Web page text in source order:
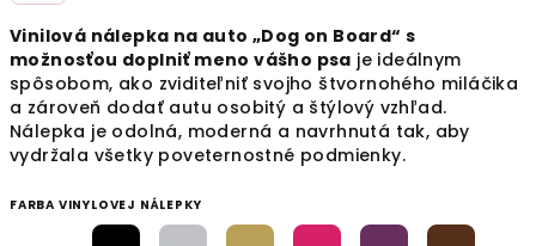
Vinilová nálepka na auto „Dog on Board“ s
možnosťou doplniť meno vášho psa je ideálnym
spôsobom, ako zviditeľniť svojho štvornohého miláčika
a zároveň dodať autu osobitý a štýlový vzhľad.
Nálepka je odolná, moderná a navrhnutá tak, aby
vydržala všetky poveternostné podmienky.
FARBA VINYLOVEJ NÁLEPKY